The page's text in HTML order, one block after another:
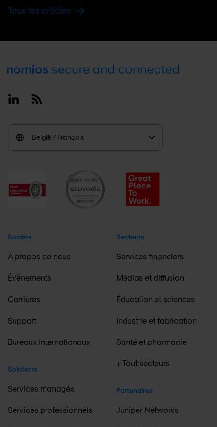
Tous les articles
Footer
LinkedinRSS
België / Français
Société
À propos de nous
Événements
Carrières
Support
Bureaux internationaux
Solutions
Services managés
Services professionnels
Secteurs
Services financiers
Médias et diffusion
Éducation et sciences
Industrie et fabrication
Santé et pharmacie
+ Tout secteurs
Partenaires
Juniper Networks